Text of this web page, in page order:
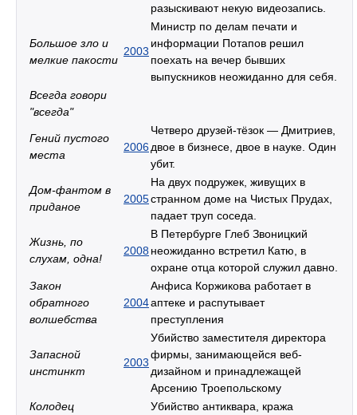
разыскивают некую видеозапись.
Большое зло и
мелкие пакости
2003
Министр по делам печати и
информации Потапов решил
поехать на вечер бывших
выпускников неожиданно для себя.
Всегда говори
"всегда"
Гений пустого
места
2006
Четверо друзей-тёзок — Дмитриев,
двое в бизнесе, двое в науке. Один
убит.
Дом-фантом в
приданое
2005
На двух подружек, живущих в
странном доме на Чистых Прудах,
падает труп соседа.
Жизнь, по
слухам, одна!
2008
В Петербурге Глеб Звоницкий
неожиданно встретил Катю, в
охране отца которой служил давно.
Закон
обратного
волшебства
2004
Анфиса Коржикова работает в
аптеке и распутывает
преступления
Запасной
инстинкт
2003
Убийство заместителя директора
фирмы, занимающейся веб-
дизайном и принадлежащей
Арсению Троепольскому
Колодец
Убийство антиквара, кража